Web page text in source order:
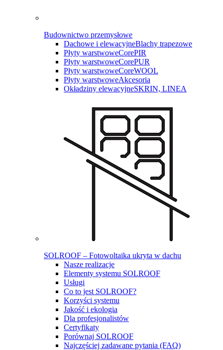
Budownictwo przemysłowe
Dachowe i elewacyjneBlachy trapezowe
Płyty warstwoweCorePIR
Płyty warstwoweCorePUR
Płyty warstwoweCoreWOOL
Płyty warstwoweAkcesoria
Okładziny elewacyjneSKRIN, LINEA
SOLROOF – Fotowoltaika ukryta w dachu
Nasze realizacje
Elementy systemu SOLROOF
Usługi
Co to jest SOLROOF?
Korzyści systemu
Jakość i ekologia
Dla profesjonalistów
Certyfikaty
Porównaj SOLROOF
Najczęściej zadawane pytania (FAQ)